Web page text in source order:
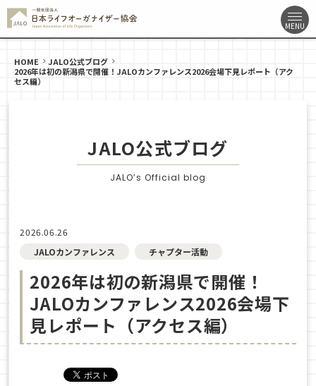
HOME
JALO公式ブログ
2026年は初の新潟県で開催！JALOカンファレンス2026会場下見レポート（アク
セス編）
JALO公式ブログ
JALO’s Official blog
2026.06.26
JALOカンファレンス
チャプター活動
2026年は初の新潟県で開催！
JALOカンファレンス2026会場下
見レポート（アクセス編）